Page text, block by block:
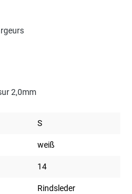
2,0mm
S
weiß
14
Rindsleder